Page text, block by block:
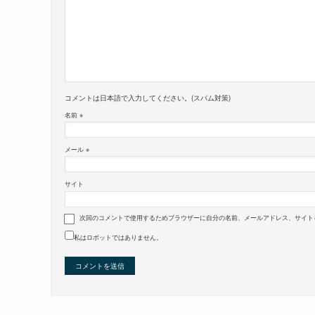
コメントは日本語で入力してください。(スパム対策)
名前 ※
メール ※
サイト
次回のコメントで使用するためブラウザーに自分の名前、メールアドレス、サイト
私はロボットではありません。